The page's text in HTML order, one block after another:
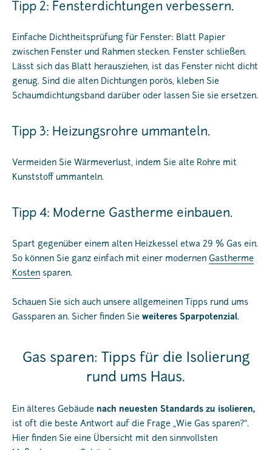
Tipp 2: Fensterdichtungen verbessern.
Einfache Dichtheitsprüfung für Fenster: Blatt Papier
zwischen Fenster und Rahmen stecken. Fenster schließen.
Lässt sich das Blatt herausziehen, ist das Fenster nicht dicht
genug. Sind die alten Dichtungen porös, kleben Sie
Schaumdichtungsband darüber oder lassen Sie sie ersetzen.
Tipp 3: Heizungsrohre ummanteln.
Vermeiden Sie Wärmeverlust, indem Sie alte Rohre mit
Kunststoff ummanteln.
Tipp 4: Moderne Gastherme einbauen.
Spart gegenüber einem alten Heizkessel etwa 29 % Gas ein.
So können Sie ganz einfach mit einer modernen Gastherme
Kosten sparen.
Schauen Sie sich auch unsere allgemeinen Tipps rund ums
Gassparen an. Sicher finden Sie weiteres Sparpotenzial.
Gas sparen: Tipps für die Isolierung
rund ums Haus.
Ein älteres Gebäude nach neuesten Standards zu isolieren,
ist oft die beste Antwort auf die Frage „Wie Gas sparen?“.
Hier finden Sie eine Übersicht mit den sinnvollsten